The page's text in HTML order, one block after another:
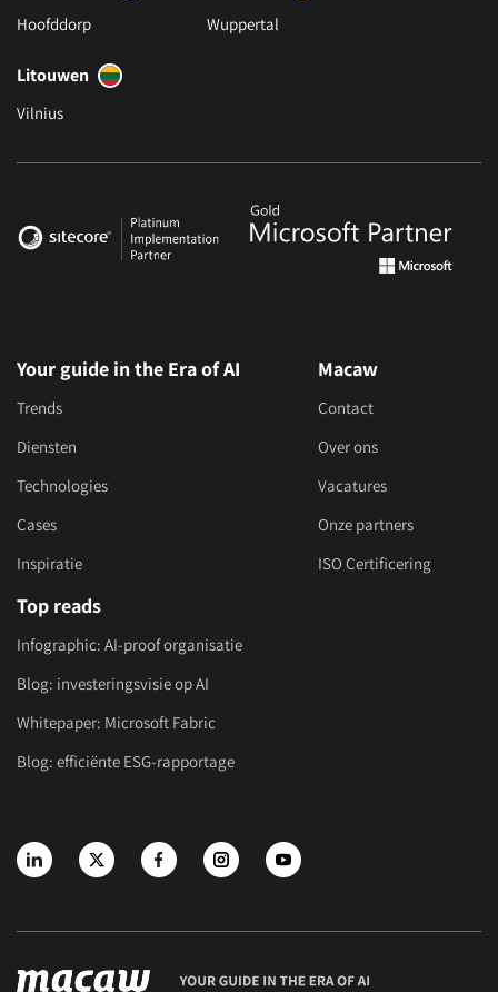
Hoofddorp Wuppertal
Litouwen
Vilnius
Your guide in the Era of AI
Trends
Diensten
Technologies
Cases
Inspiratie
Macaw
Contact
Over ons
Vacatures
Onze partners
ISO Certificering
Top reads
Infographic: AI-proof organisatie
Blog: investeringsvisie op AI
Whitepaper: Microsoft Fabric
Blog: efficiënte ESG-rapportage